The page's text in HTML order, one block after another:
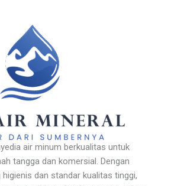
air minum berkualitas untuk
tangga dan komersial. Dengan
dan standar kualitas tinggi,